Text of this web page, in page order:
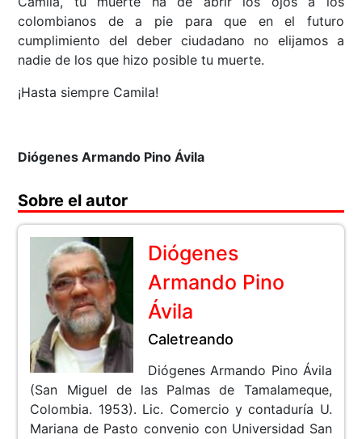
colombianos de a pie para que en el futuro
cumplimiento del deber ciudadano no elijamos a
nadie de los que hizo posible tu muerte.
¡Hasta siempre Camila!
Diógenes Armando Pino Ávila
Sobre el autor
Diógenes
Armando Pino
Ávila
Caletreando
Diógenes Armando Pino Ávila
(San Miguel de las Palmas de Tamalameque,
Colombia. 1953). Lic. Comercio y contaduría U.
Mariana de Pasto convenio con Universidad San